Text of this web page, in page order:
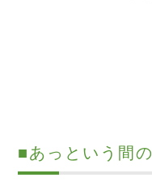
■あっという間の